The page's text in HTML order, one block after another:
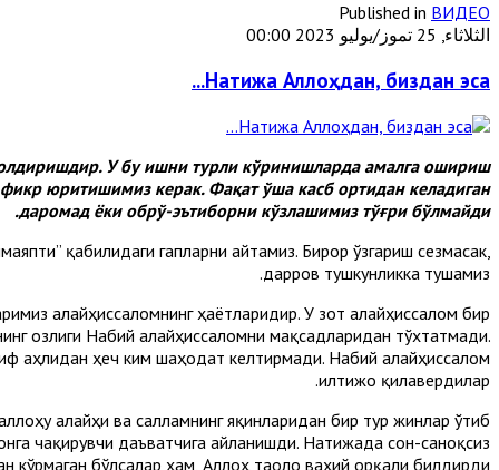
Published in ВИДЕО
الثلاثاء, 25 تموز/يوليو 2023 00:00
Натижа Аллоҳдан, биздан эса...
У бу ишни турли кўринишларда амалга ошириш
юритишимиз керак. Фақат ўша касб ортидан келадиган
даромад ёки обрў-эътиборни кўзлашимиз тўғри бўлмайди.
қабилидаги гапларни айтамиз. Бирор ўзгариш сезмасак,
дарров тушкунликка тушамиз.
алайҳиссаломнинг ҳаётларидир. У зот алайҳиссалом бир
озлиги Набий алайҳиссаломни мақсадларидан тўхтатмади.
аҳлидан ҳеч ким шаҳодат келтирмади. Набий алайҳиссалом
илтижо қилавердилар.
алайҳи ва салламнинг яқинларидан бир тур жинлар ўтиб
чақирувчи даъватчига айланишди. Натижада сон-саноқсиз
кўрмаган бўлсалар ҳам, Аллоҳ таоло ваҳий орқали билдирди.